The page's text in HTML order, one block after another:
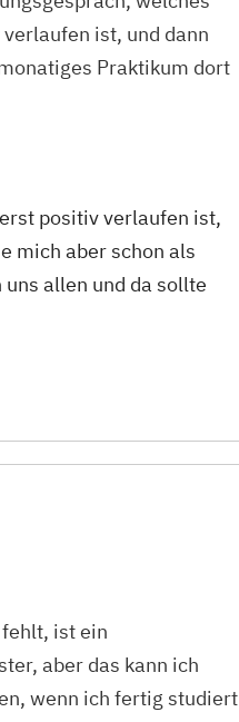
ist, und dann
Praktikum dort
positiv verlaufen ist,
mich aber schon als
allen und da sollte
ist ein
aber das kann ich
wenn ich fertig studiert